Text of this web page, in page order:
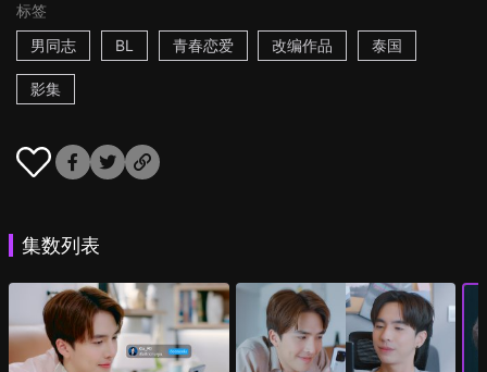
标签
男同志
BL 青春恋爱 改编作品 泰国
影集
集数列表